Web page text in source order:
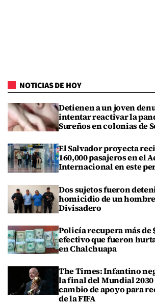
NOTICIAS DE HOY
Detienen a un joven
intentar reactivar la
Sureños en colonias de
El Salvador proyecta
160,000 pasajeros en el
Internacional en este
Dos sujetos fueron
homicidio de un hombre
Divisadero
Policía recupera más de
efectivo que fueron
en Chalchuapa
The Times: Infantino
la final del Mundial
cambio de apoyo para
de la FIFA